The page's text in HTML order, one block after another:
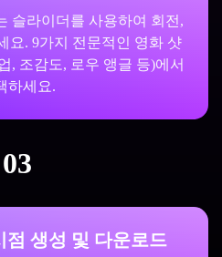
슬라이더를 사용하여 회전,
요. 9가지 전문적인 영화 샷
, 조감도, 로우 앵글 등)에서
하세요.
03
점 생성 및 다운로드